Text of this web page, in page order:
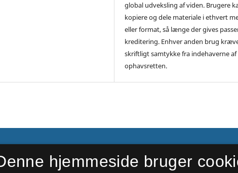
global udveksling af viden. Brugere
kopiere og dele materiale i ethvert
eller format, så længe der gives
kreditering. Enhver anden brug
skriftligt samtykke fra indehaverne af
ophavsretten.
hjemmeside bruger